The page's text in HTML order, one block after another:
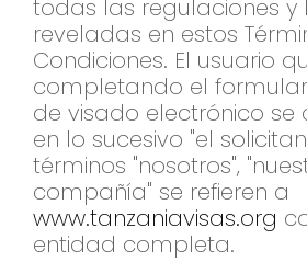
todas las regulaciones y
reveladas en estos
Condiciones. El usuario
completando el
de visado electrónico se
en lo sucesivo "el
términos "nosotros",
compañía" se refieren a
www.tanzaniavisas.org
entidad completa.